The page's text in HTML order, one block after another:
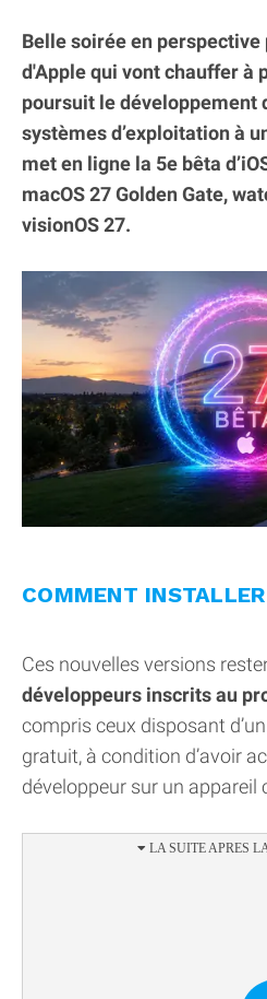
Belle soirée en
d'Apple qui vont chauffer à
poursuit le développement
systèmes d’exploitation à
met en ligne la 5e bêta
macOS 27 Golden Gate,
visionOS 27.
COMMENT
Ces nouvelles versions
développeurs inscrits au
compris ceux disposant
gratuit, à condition d’avoir
développeur sur un appareil